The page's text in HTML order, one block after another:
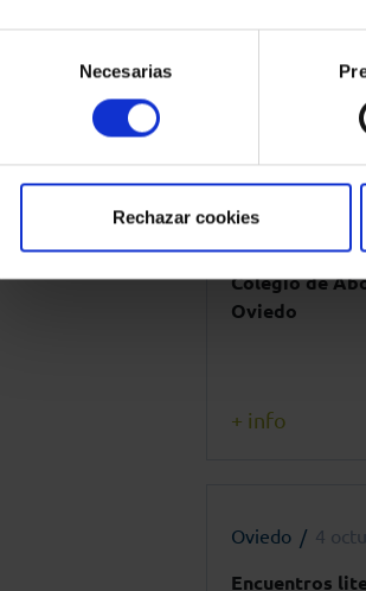
consentimiento
Necesarias
Rechazar cookiesOviedo 1
Encuentro
Colegio de
Oviedo
+ info
Oviedo 4
Encuentros